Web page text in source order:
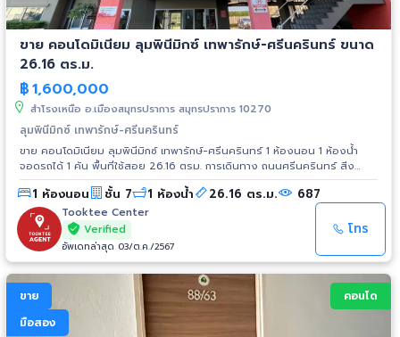
ขาย คอนโดมิเนียม ลุมพินีมิกซ์ เทพารักษ์-ศรีนครินทร์ ขนาด
26.16 ตร.ม.
฿1,600,000
สำโรงเหนือ อ.เมืองสมุทรปราการ สมุทรปราการ 10270
ลุมพินีมิกซ์ เทพารักษ์-ศรีนครินทร์
ขาย คอนโดมิเนียม ลุมพินีมิกซ์ เทพารักษ์-ศรีนครินทร์ 1 ห้องนอน 1 ห้องน้ำ
จอดรถได้ 1 คัน พื้นที่ใช้สอย 26.16 ตรม. การเดินทาง ถนนศรีนครินทร์ สิ่ง
อำนวยความสะดวก - สระว่ายน้ำ - ฟิตเนส - การรักษาความปลอดภัย 24
ชั่วโมง - สวนหย่อม สถานที่ใกล้เคียง - โลตัสศรีนครินทร์ - เซ็นทรัล บางนา -
แม็คโครศรีนครินทร์ - บิ๊กซี ศรีนครินทร์ - การไฟฟ้านครหลวง สมุทรปราการ -
โรงพยาบาลเปาโล สมุทรปราการ
1 ห้องนอน ชั้น 7 1 ห้องน้ำ 26.16 ตร.ม. 687
Tooktee Center
Verified
อัพเดทล่าสุด 03/ต.ค./2567
โทร
ขาย
มือสอง
คอนโด